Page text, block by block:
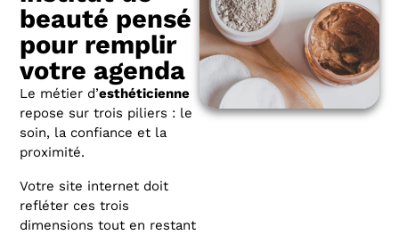
beauté pensé
pour remplir
votre agenda
Le métier d’esthéticienne
repose sur trois piliers : le
soin, la confiance et la
proximité.
Votre site internet doit
refléter ces trois
dimensions tout en restant